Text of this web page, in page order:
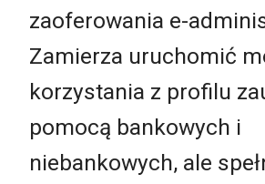
zaoferowania e-
Zamierza uruchomić
korzystania z profilu
pomocą bankowych i
niebankowych, ale